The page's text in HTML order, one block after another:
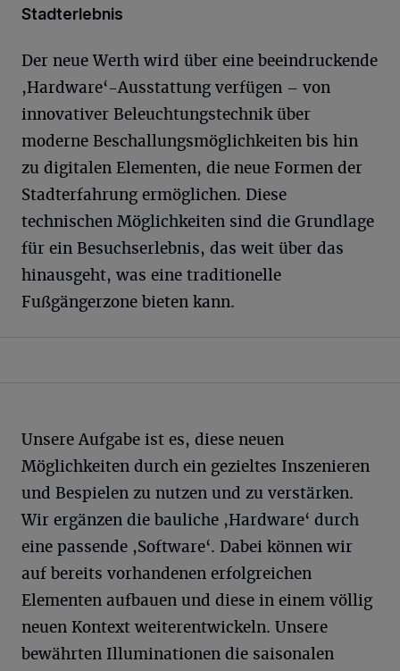
Stadterlebnis
Der neue Werth wird über eine beeindruckende
,Hardware‘-Ausstattung verfügen – von
innovativer Beleuchtungstechnik über
moderne Beschallungsmöglichkeiten bis hin
zu digitalen Elementen, die neue Formen der
Stadterfahrung ermöglichen. Diese
technischen Möglichkeiten sind die Grundlage
für ein Besuchserlebnis, das weit über das
hinausgeht, was eine traditionelle
Fußgängerzone bieten kann.
Unsere Aufgabe ist es, diese neuen
Möglichkeiten durch ein gezieltes Inszenieren
und Bespielen zu nutzen und zu verstärken.
Wir ergänzen die bauliche ,Hardware‘ durch
eine passende ,Software‘. Dabei können wir
auf bereits vorhandenen erfolgreichen
Elementen aufbauen und diese in einem völlig
neuen Kontext weiterentwickeln. Unsere
bewährten Illuminationen die saisonalen